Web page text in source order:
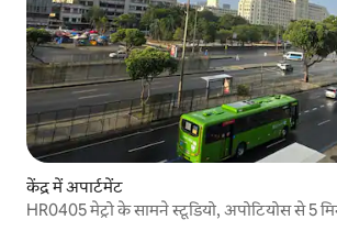
केंद्र में अपार्टमेंट
HR0405 मेट्रो के सामने स्टूडियो, अपोटियोस से 5